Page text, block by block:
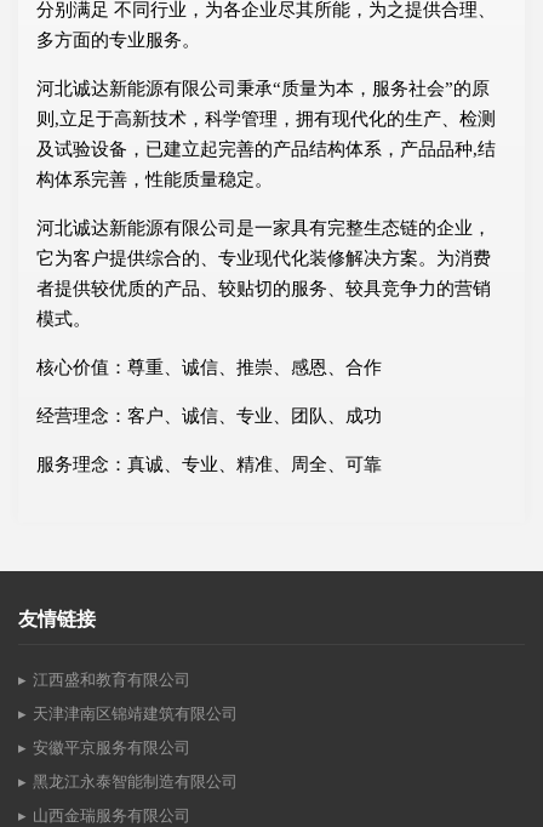
分别满足 不同行业，为各企业尽其所能，为之提供合理、
多方面的专业服务。
河北诚达新能源有限公司秉承“质量为本，服务社会”的原
则,立足于高新技术，科学管理，拥有现代化的生产、检测
及试验设备，已建立起完善的产品结构体系，产品品种,结
构体系完善，性能质量稳定。
河北诚达新能源有限公司是一家具有完整生态链的企业，
它为客户提供综合的、专业现代化装修解决方案。为消费
者提供较优质的产品、较贴切的服务、较具竞争力的营销
模式。
核心价值：尊重、诚信、推崇、感恩、合作
经营理念：客户、诚信、专业、团队、成功
服务理念：真诚、专业、精准、周全、可靠
友情链接
江西盛和教育有限公司
天津津南区锦靖建筑有限公司
安徽平京服务有限公司
黑龙江永泰智能制造有限公司
山西金瑞服务有限公司